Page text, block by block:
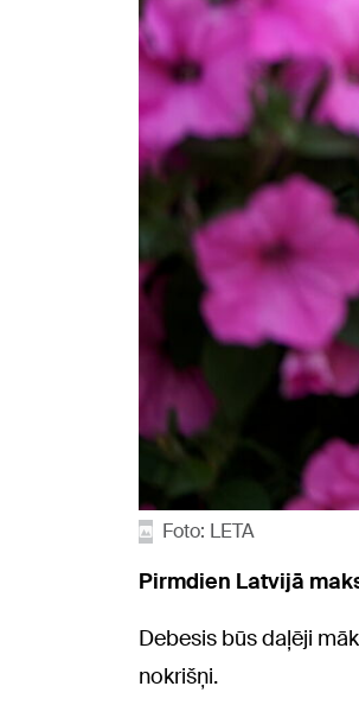
Foto: LETA
Pirmdien Latvijā
Debesis būs daļēji
nokrišņi.